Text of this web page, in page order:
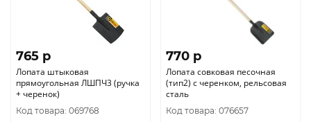
765 p
Лопата штыковая
прямоугольная ЛШПЧ3 (ручка
+ черенок)
Код товара: 069768
770 p
Лопата совковая песочная
(тип2) с черенком, рельсовая
сталь
Код товара: 076657